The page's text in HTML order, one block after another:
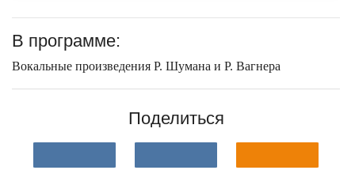
В программе:
Вокальные произведения Р. Шумана и Р. Вагнера
Поделиться